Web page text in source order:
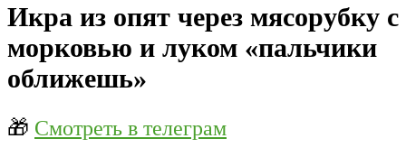
Икра из опят через мясорубку с
морковью и луком «пальчики
оближешь»
🎁 Смотреть в телеграм